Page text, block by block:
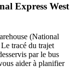
Express West
(National
tracé du trajet
par le bus
aider à planifier